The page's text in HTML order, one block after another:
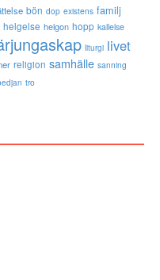
bön dop existens familj
helgelse helgon hopp kallelse
liturgi livet
religion samhälle sanning
tro